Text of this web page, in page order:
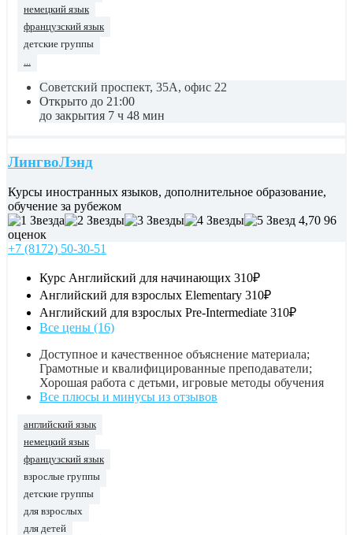
немецкий язык
французский язык
детские группы
...
Советский проспект, 35А, офис 22
Открыто до 21:00
до закрытия 7 ч 48 мин
ЛингвоЛэнд
Курсы иностранных языков, дополнительное образование,
обучение за рубежом
4,70 96
оценок
+7 (8172) 50-30-51
Курс Английский для начинающих 310₽
Английский для взрослых Elementary 310₽
Английский для взрослых Pre-Intermediate 310₽
Все цены (16)
Доступное и качественное объяснение материала;
Грамотные и квалифицированные преподаватели;
Хорошая работа с детьми, игровые методы обучения
Все плюсы и минусы из отзывов
английский язык
немецкий язык
французский язык
взрослые группы
детские группы
для взрослых
для детей